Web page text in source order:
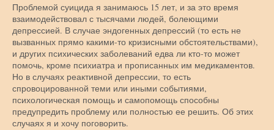
Проблемой суицида я занимаюсь 15 лет, и за это время
взаимодействовал с тысячами людей, болеющими
депрессией. В случае эндогенных депрессий (то есть не
вызванных прямо какими-то кризисными обстоятельствами),
и других психических заболеваний едва ли кто-то может
помочь, кроме психиатра и прописанных им медикаментов.
Но в случаях реактивной депрессии, то есть
спровоцированной теми или иными событиями,
психологическая помощь и самопомощь способны
предупредить проблему или полностью ее решить. Об этих
случаях я и хочу поговорить.